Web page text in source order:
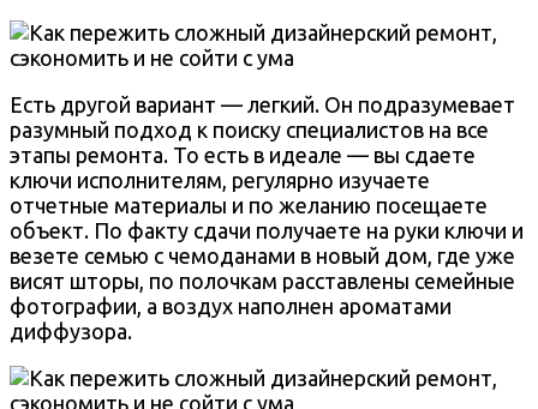
Есть другой вариант — легкий. Он подразумевает
разумный подход к поиску специалистов на все
этапы ремонта. То есть в идеале — вы сдаете
ключи исполнителям, регулярно изучаете
отчетные материалы и по желанию посещаете
объект. По факту сдачи получаете на руки ключи и
везете семью с чемоданами в новый дом, где уже
висят шторы, по полочкам расставлены семейные
фотографии, а воздух наполнен ароматами
диффузора.